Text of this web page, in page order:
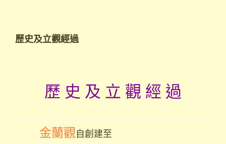
歷史及立觀經過
歷 史 及 立 觀 經 過
金蘭觀自創建至